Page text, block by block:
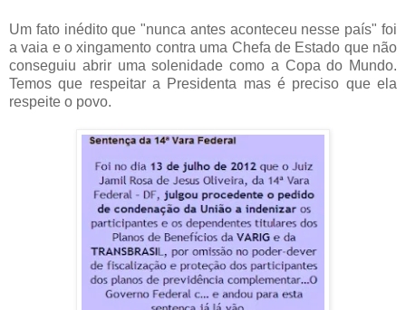
Um fato inédito que "nunca antes aconteceu nesse país" foi
a vaia e o xingamento contra uma Chefa de Estado que não
conseguiu abrir uma solenidade como a Copa do Mundo.
Temos que respeitar a Presidenta mas é preciso que ela
respeite o povo.